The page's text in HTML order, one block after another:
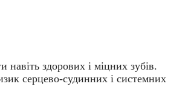
здорових і міцних зубів.
серцево-судинних і системних